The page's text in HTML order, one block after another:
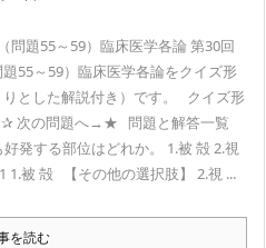
問題55～59）臨床医学各論 第30回
55～59）臨床医学各論をクイズ形
とした解説付き）です。 クイズ形
次の問題へ→★ 問題と解答一覧
発する部位はどれか。 1.被 殻 2.視
1.被 殻 【その他の選択肢】 2.視 ...
を読む